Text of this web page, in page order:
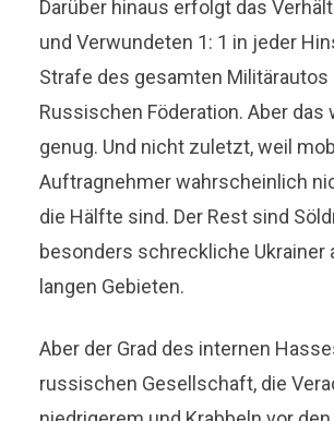
Darüber hinaus erfolgt das
und Verwundeten 1: 1 in jeder
Strafe des gesamten Militärautos
Russischen Föderation. Aber das
genug. Und nicht zuletzt, weil
Auftragnehmer wahrscheinlich
die Hälfte sind. Der Rest sind
besonders schreckliche Ukrainer
langen Gebieten.
Aber der Grad des internen
russischen Gesellschaft, die